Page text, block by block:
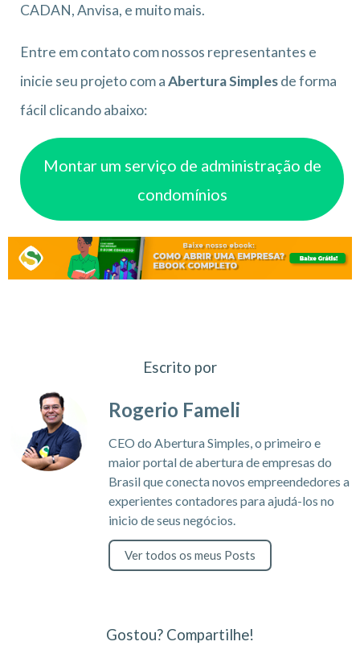
CADAN, Anvisa, e muito mais.
Entre em contato com nossos representantes e
inicie seu projeto com aAbertura Simplesde forma
fácil clicando abaixo:
Montar um serviço de administração de
condomínios
Escrito por
Rogerio Fameli
CEO do Abertura Simples, o primeiro e
maior portal de abertura de empresas do
Brasil que conecta novos empreendedores a
experientes contadores para ajudá-los no
inicio de seus negócios.
Ver todos os meus Posts
Gostou? Compartilhe!